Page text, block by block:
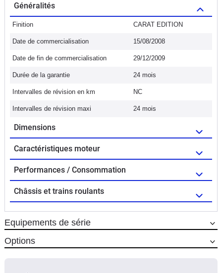
Généralités
Finition CARAT EDITION
Date de commercialisation 15/08/2008
Date de fin de commercialisation 29/12/2009
Durée de la garantie 24 mois
Intervalles de révision en km NC
Intervalles de révision maxi 24 mois
Dimensions
Caractéristiques moteur
Performances / Consommation
Châssis et trains roulants
Equipements de série
Options